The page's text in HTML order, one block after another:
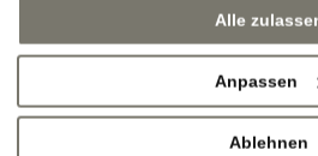
Alle
Anpassen
Ablehnen